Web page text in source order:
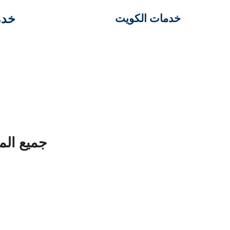
خدمات الكويت
جميع